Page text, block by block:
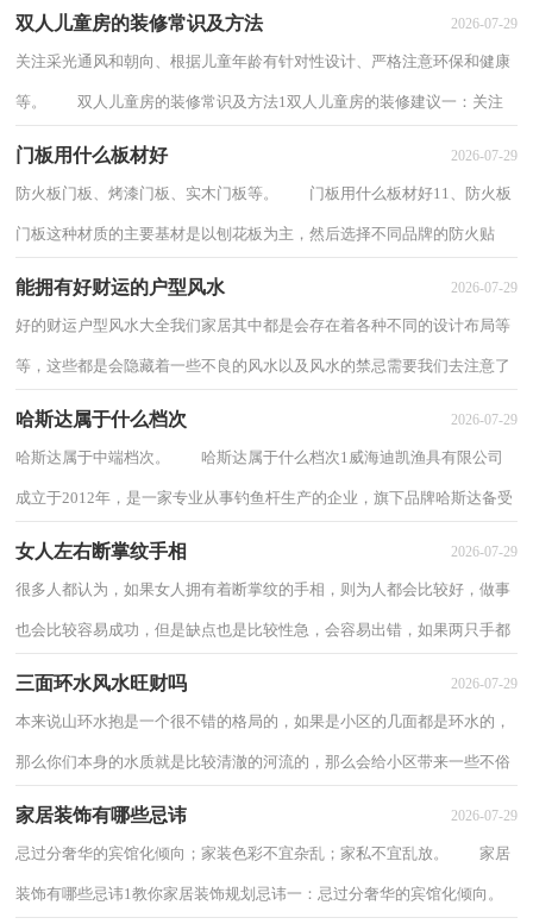
守护军营生活大门口：会在国防单位谋职。...
双人儿童房的装修常识及方法 2026-07-29
关注采光通风和朝向、根据儿童年龄有针对性设计、严格注意环保和健康
等。 双人儿童房的装修常识及方法1双人儿童房的装修建议一：关注
采光通风和朝向首先，在儿童房的确定和...
门板用什么板材好 2026-07-29
防火板门板、烤漆门板、实木门板等。 门板用什么板材好11、防火板
门板这种材质的主要基材是以刨花板为主，然后选择不同品牌的防火贴
面。而且这种门板在加工的过程中，它的四...
能拥有好财运的户型风水 2026-07-29
好的财运户型风水大全我们家居其中都是会存在着各种不同的设计布局等
等，这些都是会隐藏着一些不良的风水以及风水的禁忌需要我们去注意了
解，需要去避免化解的，毕竟这些户型的风...
哈斯达属于什么档次 2026-07-29
哈斯达属于中端档次。 哈斯达属于什么档次1威海迪凯渔具有限公司
成立于2012年，是一家专业从事钓鱼杆生产的企业，旗下品牌哈斯达备受
关注。哈斯达作为国内知名品牌，以质量优...
女人左右断掌纹手相 2026-07-29
很多人都认为，如果女人拥有着断掌纹的手相，则为人都会比较好，做事
也会比较容易成功，但是缺点也是比较性急，会容易出错，如果两只手都
是断掌纹的话，则做事会比较积极，也代表着这个人的...
三面环水风水旺财吗 2026-07-29
本来说山环水抱是一个很不错的格局的，如果是小区的几面都是环水的，
那么你们本身的水质就是比较清澈的河流的，那么会给小区带来一些不俗
气的财运的，风水上所说的流水其实就是所带...
家居装饰有哪些忌讳 2026-07-29
忌过分奢华的宾馆化倾向；家装色彩不宜杂乱；家私不宜乱放。 家居
装饰有哪些忌讳1教你家居装饰规划忌讳一：忌过分奢华的宾馆化倾向。